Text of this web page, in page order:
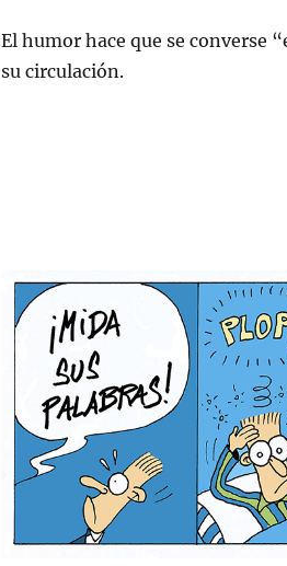
El humor hace que se converse
su circulación.